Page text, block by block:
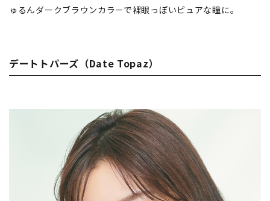
ゅるんダークブラウンカラーで裸眼っぽいピュアな瞳に。
デートトパーズ（Date Topaz）